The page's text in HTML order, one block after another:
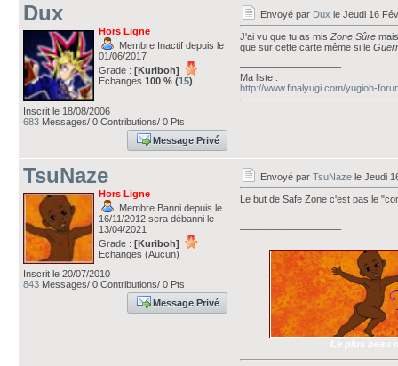
Dux
Hors Ligne
Membre Inactif depuis le
01/06/2017
Grade : [Kuriboh]
Echanges 100 % (15)
Inscrit le 18/08/2006
683 Messages/ 0 Contributions/ 0 Pts
Message Privé
Envoyé par Dux le Jeudi 16
J'ai vu que tu as mis Zone Sûre
que sur cette carte même si le
Ma liste :
http://www.finalyugi.com/yugioh-
TsuNaze
Hors Ligne
Membre Banni depuis le
16/11/2012 sera débanni le
13/04/2021
Grade : [Kuriboh]
Echanges (Aucun)
Inscrit le 20/07/2010
843 Messages/ 0 Contributions/ 0 Pts
Message Privé
Envoyé par TsuNaze le Jeudi
Le but de Safe Zone c'est pas le
Le plus beau